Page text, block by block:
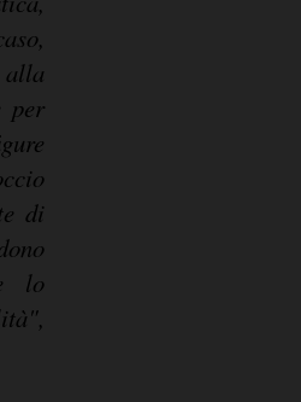
per
di
lo